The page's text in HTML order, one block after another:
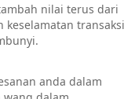
nilai terus dari
keselamatan transaksi
anda dalam